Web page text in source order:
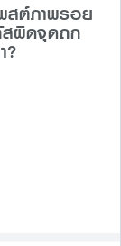
สต์ภาพรอย
สผิดจุดถก
?